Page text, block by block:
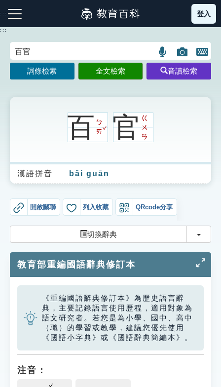
到
主
:::
注音索引圖示 筆畫索引圖示 部首索引表圖示
生字詞彙表
成語故事
索引選單
單字索引
生命大百科索引
遊戲專區
教學應用
貓頭鷹博士
登入
:::
語
言
搜
圖
片
搜
開
鍵
圖
詞條檢索 全文檢索 音讀檢索
百ㄅ
ㄞ
ˇ官ㄍ
ㄨ
ㄢ
漢語拼音 bǎi guān
開啟關聯 列入收藏 QRcode分享
切換辭典 切換
教育部重編國語辭典修訂本
《重編國語辭典修訂本》為歷史語言辭
典，主要記錄語言使用歷程，適用對象為
語文研究者。若您是為小學、國中、高中
（職）的學習或教學，建議您優先使用
《國語小字典》或《國語辭典簡編本》。
注音：